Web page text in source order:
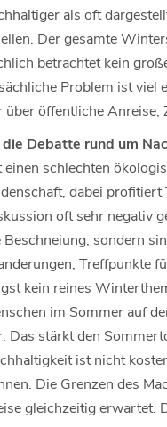
als oft
Der gesamte
betrachtet kein
Problem ist viel
über öffentliche Anreise,
Debatte rund um
einen schlechten
dabei
oft sehr negativ
Beschneiung, sondern
Treffpunkte
kein reines
im Sommer auf
Das stärkt den
ist nicht
Die Grenzen des
gleichzeitig erwartet.